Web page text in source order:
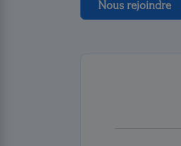
Nous rejoindre